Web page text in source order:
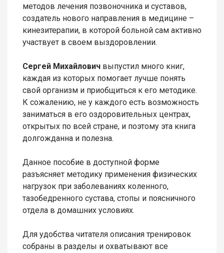
методов лечения позвоночника и суставов,
создатель нового направления в медицине –
кинезитерапии, в которой больной сам активно
участвует в своем выздоровлении.
Сергей Михайлович выпустил много книг,
каждая из которых помогает лучше понять
свой организм и приобщиться к его методике.
К сожалению, не у каждого есть возможность
заниматься в его оздоровительных центрах,
открытых по всей стране, и поэтому эта книга
долгожданна и полезна.
Данное пособие в доступной форме
разъясняет методику применения физических
нагрузок при заболеваниях коленного,
тазобедренного сустава, стопы и поясничного
отдела в домашних условиях.
Для удобства читателя описания тренировок
собраны в разделы и охватывают все